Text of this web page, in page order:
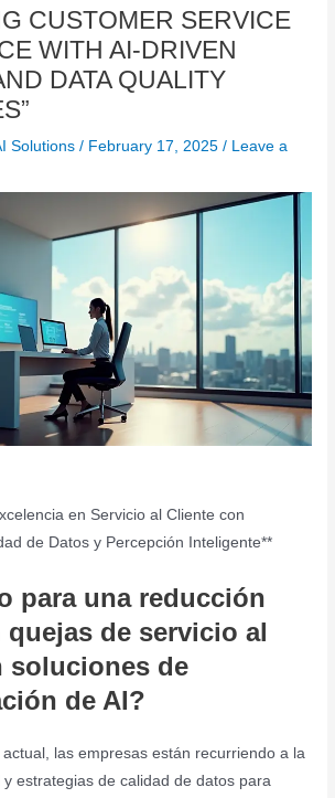
CUSTOMER SERVICE
WITH AI-DRIVEN
DATA QUALITY
Solutions / February 17, 2025/ Leave a
en Servicio al Cliente con
de Datos y Percepción Inteligente**
para una reducción
quejas de servicio al
soluciones de
de AI?
las empresas están recurriendo a la
estrategias de calidad de datos para